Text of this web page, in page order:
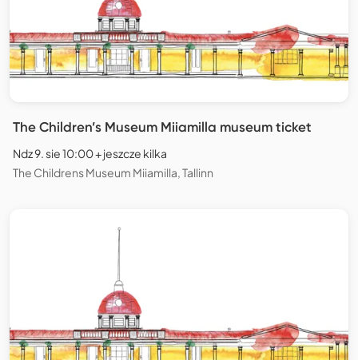
The Children’s Museum Miiamilla museum ticket
Ndz 9. sie 10:00 + jeszcze kilka
The Childrens Museum Miiamilla, Tallinn